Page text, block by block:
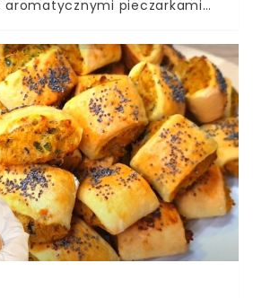
aromatycznymi pieczarkami
zbyt wielu produktów.
pieczarki portobello są
Zrobienie wypełnionych
i serem grzybów z pieca nie
a najlepiej smakują tuż po
podać je w przerwie
możecie przyrządzić
korzystając ze zwykłych
sera czy warzyw. Zjeść też
najdzie was ochota. Nie trzeba
sezonu piłkarskiego.